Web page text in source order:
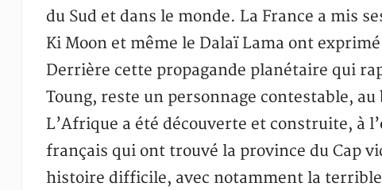
du Sud et dans le monde. La France a mis
Ki Moon et même le Dalaï Lama ont
Derrière cette propagande planétaire qui
Toung, reste un personnage contestable,
L’Afrique a été découverte et construite, à
français qui ont trouvé la province du Cap
histoire difficile, avec notamment la